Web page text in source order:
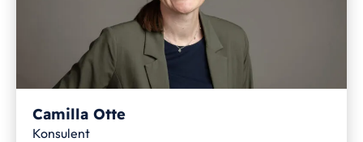
Camilla Otte
Konsulent